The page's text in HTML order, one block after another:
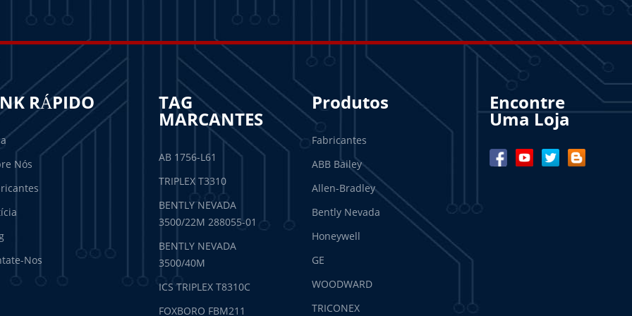
RÁPIDO
Nós
Nos
TAG
MARCANTES
AB 1756-L61
TRIPLEX T3310
BENTLY NEVADA
3500/22M 288055-01
BENTLY NEVADA
3500/40M
ICS TRIPLEX T8310C
FOXBORO FBM211
Produtos
Fabricantes
ABB Bailey
Allen-Bradley
Bently Nevada
Honeywell
GE
WOODWARD
TRICONEX
Encontre
Uma Loja